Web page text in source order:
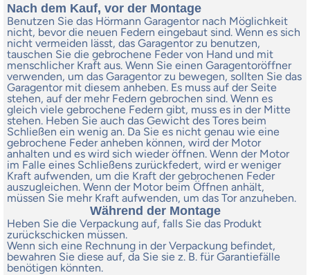
Nach dem Kauf, vor der Montage
Benutzen Sie das Hörmann Garagentor nach Möglichkeit
nicht, bevor die neuen Federn eingebaut sind. Wenn es sich
nicht vermeiden lässt, das Garagentor zu benutzen,
tauschen Sie die gebrochene Feder von Hand und mit
menschlicher Kraft aus. Wenn Sie einen Garagentoröffner
verwenden, um das Garagentor zu bewegen, sollten Sie das
Garagentor mit diesem anheben. Es muss auf der Seite
stehen, auf der mehr Federn gebrochen sind. Wenn es
gleich viele gebrochene Federn gibt, muss es in der Mitte
stehen. Heben Sie auch das Gewicht des Tores beim
Schließen ein wenig an. Da Sie es nicht genau wie eine
gebrochene Feder anheben können, wird der Motor
anhalten und es wird sich wieder öffnen. Wenn der Motor
im Falle eines Schließens zurückfedert, wird er weniger
Kraft aufwenden, um die Kraft der gebrochenen Feder
auszugleichen. Wenn der Motor beim Öffnen anhält,
müssen Sie mehr Kraft aufwenden, um das Tor anzuheben.
Während der Montage
Heben Sie die Verpackung auf, falls Sie das Produkt
zurückschicken müssen.
Wenn sich eine Rechnung in der Verpackung befindet,
bewahren Sie diese auf, da Sie sie z. B. für Garantiefälle
benötigen könnten.